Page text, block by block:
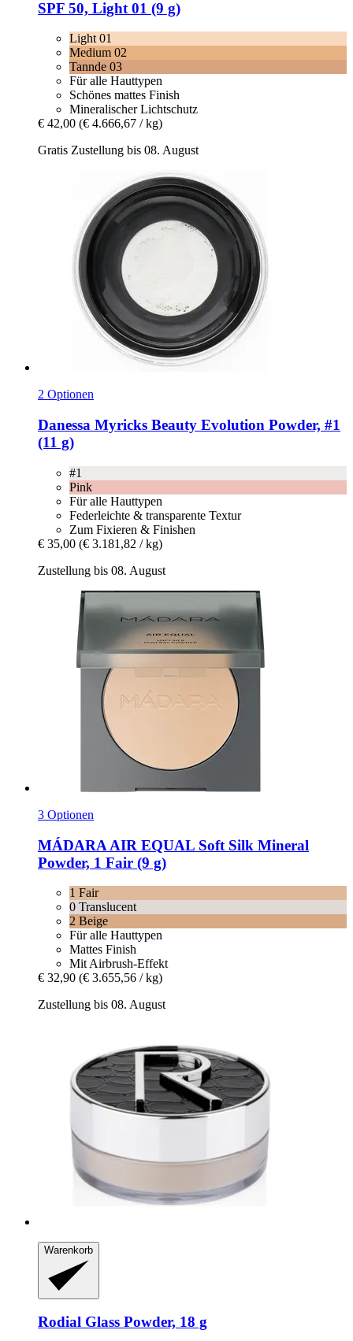
SPF 50, Light 01 (9 g)
Light 01
Medium 02
Tannde 03
Für alle Hauttypen
Schönes mattes Finish
Mineralischer Lichtschutz
€ 42,00 (€ 4.666,67 / kg)
Gratis Zustellung bis 08. August
2 Optionen
Danessa Myricks Beauty Evolution Powder, #1
(11 g)
#1
Pink
Für alle Hauttypen
Federleichte & transparente Textur
Zum Fixieren & Finishen
€ 35,00 (€ 3.181,82 / kg)
Zustellung bis 08. August
3 Optionen
MÁDARA AIR EQUAL Soft Silk Mineral
Powder, 1 Fair (9 g)
1 Fair
0 Translucent
2 Beige
Für alle Hauttypen
Mattes Finish
Mit Airbrush-Effekt
€ 32,90 (€ 3.655,56 / kg)
Zustellung bis 08. August
Warenkorb
Rodial Glass Powder, 18 g